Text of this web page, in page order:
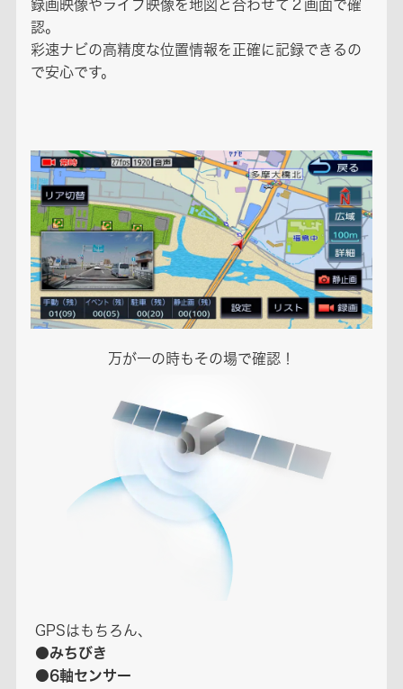
録画映像やライブ映像を地図と合わせて２画面で確
認。
彩速ナビの高精度な位置情報を正確に記録できるの
で安心です。
万が一の時もその場で確認！
GPSはもちろん、
●みちびき
●6軸センサー